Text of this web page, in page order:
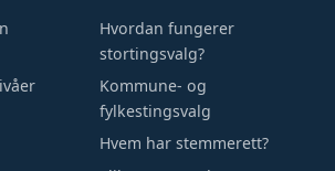
Hvordan fungerer
stortingsvalg?
Kommune- og
fylkestingsvalg
Hvem har stemmerett?